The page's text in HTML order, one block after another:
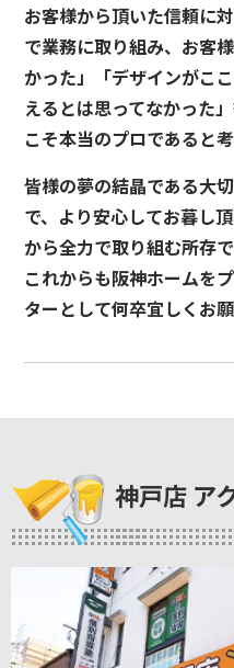
お客様から頂いた信頼に
で業務に取り組み、お客
かった」「デザインがこ
えるとは思ってなかった
こそ本当のプロであると考
皆様の夢の結晶である大
で、より安心してお暮し
から全力で取り組む所存で
これからも阪神ホームを
ターとして何卒宜しく
神戸店 ア